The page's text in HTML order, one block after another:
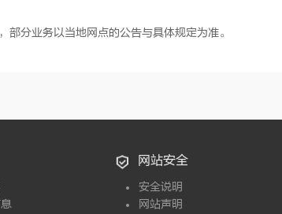
部分业务以当地网点的公告与具体规定为准。
网站安全
安全说明
网站声明